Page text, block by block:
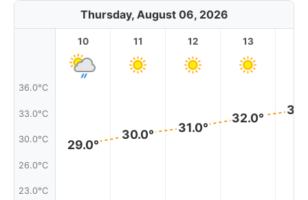
Thursday, August 06, 2026
36.0°C
33.0°C
30.0°C
26.0°C
23.0°C
10
29.0°
11
30.0°
12
31.0°
13
32.0°